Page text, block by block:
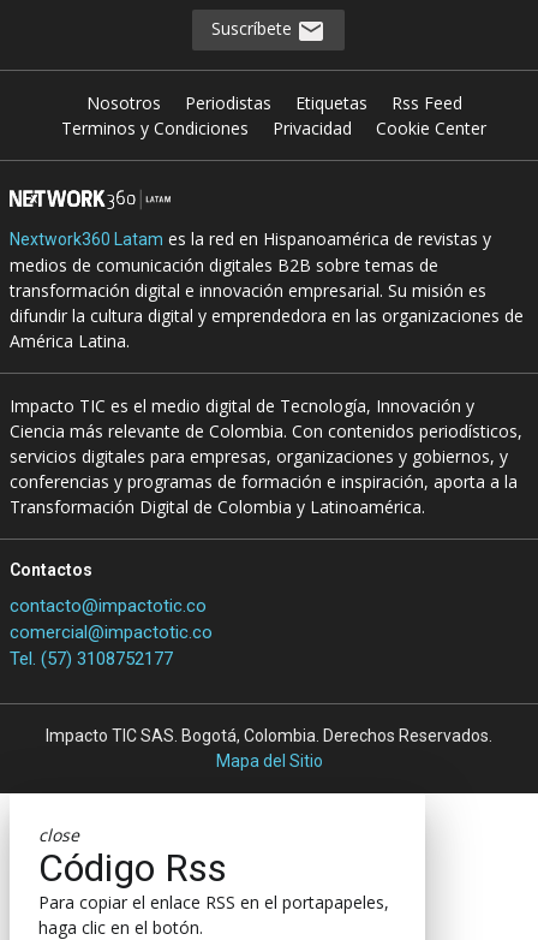
Suscríbete
Nosotros Periodistas Etiquetas
Rss Feed
Terminos y Condiciones
Privacidad Cookie Center
Nextwork360 Latam es la red en Hispanoamérica de revistas y
medios de comunicación digitales B2B sobre temas de
transformación digital e innovación empresarial. Su misión es
difundir la cultura digital y emprendedora en las organizaciones de
América Latina.
Impacto TIC es el medio digital de Tecnología, Innovación y
Ciencia más relevante de Colombia. Con contenidos periodísticos,
servicios digitales para empresas, organizaciones y gobiernos, y
conferencias y programas de formación e inspiración, aporta a la
Transformación Digital de Colombia y Latinoamérica.
Contactos
contacto@impactotic.co
comercial@impactotic.co
Tel. (57) 3108752177
Impacto TIC SAS. Bogotá, Colombia. Derechos Reservados.
Mapa del Sitio
close
Código Rss
Para copiar el enlace RSS en el portapapeles,
haga clic en el botón.